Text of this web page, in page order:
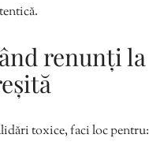
renunți la
toxice, faci loc pentru: